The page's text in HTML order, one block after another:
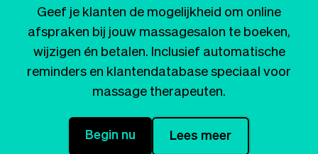
Inschrijfformulier
Bestelsysteem
afspraken
Blog
Checkout
Nieuwste updates
Betalingen
Analytics
Stijl
Bedrijf
Belasting
Software
Vev
Geef je klanten de mogelijkheid om online
afspraken bij jouw massagesalon te boeken,
wijzigen én betalen. Inclusief automatische
reminders en klantendatabase speciaal voor
massage therapeuten.
Begin nu Lees meer